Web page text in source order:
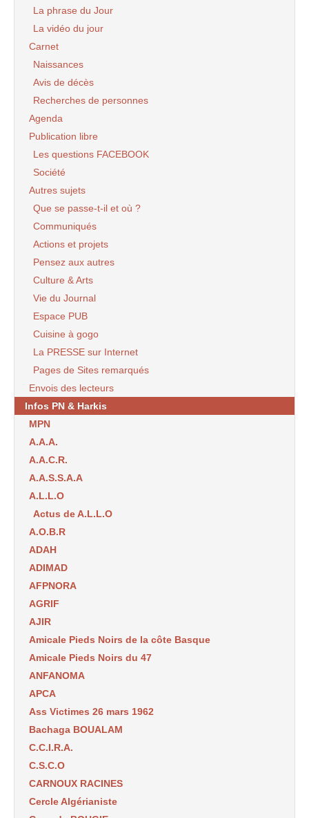
La phrase du Jour
La vidéo du jour
Carnet
Naissances
Avis de décès
Recherches de personnes
Agenda
Publication libre
Les questions FACEBOOK
Société
Autres sujets
Que se passe-t-il et où ?
Communiqués
Actions et projets
Pensez aux autres
Culture & Arts
Vie du Journal
Espace PUB
Cuisine à gogo
La PRESSE sur Internet
Pages de Sites remarqués
Envois des lecteurs
Infos PN & Harkis
MPN
A.A.A.
A.A.C.R.
A.A.S.S.A.A
A.L.L.O
Actus de A.L.L.O
A.O.B.R
ADAH
ADIMAD
AFPNORA
AGRIF
AJIR
Amicale Pieds Noirs de la côte Basque
Amicale Pieds Noirs du 47
ANFANOMA
APCA
Ass Victimes 26 mars 1962
Bachaga BOUALAM
C.C.I.R.A.
C.S.C.O
CARNOUX RACINES
Cercle Algérianiste